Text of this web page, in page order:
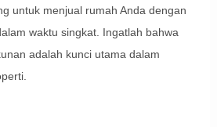
untuk menjual rumah Anda dengan
waktu singkat. Ingatlah bahwa
adalah kunci utama dalam